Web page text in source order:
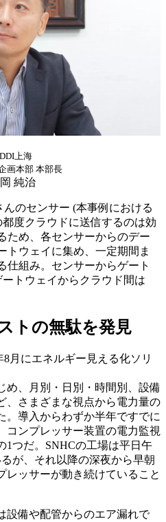
上海
画本部 本部長
純治
のセンサー (本事例における
度クラウドに送信するのは効
ため、各センサーからのデー
トウェイに集め、一定期間ま
仕組み。センサーからゲート
トウェイからクラウド間は
トの無駄を発見
月にエネルギー見える化ソリ
め、月別・日別・時間別、設備
、さまざまな視点から電力量の
。導入からわずか半年ですでに
コンプレッサー装置の電力監視
1つだ。SNHCの工場は平日午
が、それ以降の深夜から早朝
レッサーが動き続けていること
設備や配管からのエア漏れで